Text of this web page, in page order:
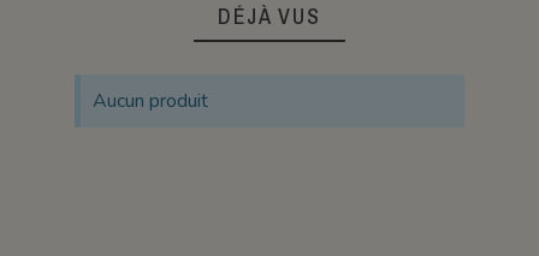
DÉJÀ VUS
Aucun produit